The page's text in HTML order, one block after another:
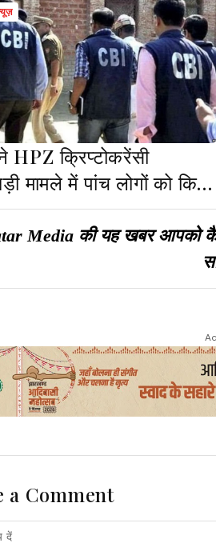
HPZ क्रिप्टोकरेंसी
मामले में पांच लोगों को किया
Media की यह खबर आपको
a Comment